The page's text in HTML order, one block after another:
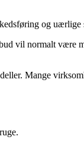
og
vil normalt være
Mange